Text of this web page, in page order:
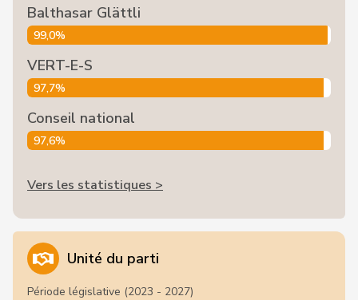
Balthasar Glättli
99,0%
VERT-E-S
97,7%
Conseil national
97,6%
Vers les statistiques >
Unité du parti
Période législative (2023 - 2027)